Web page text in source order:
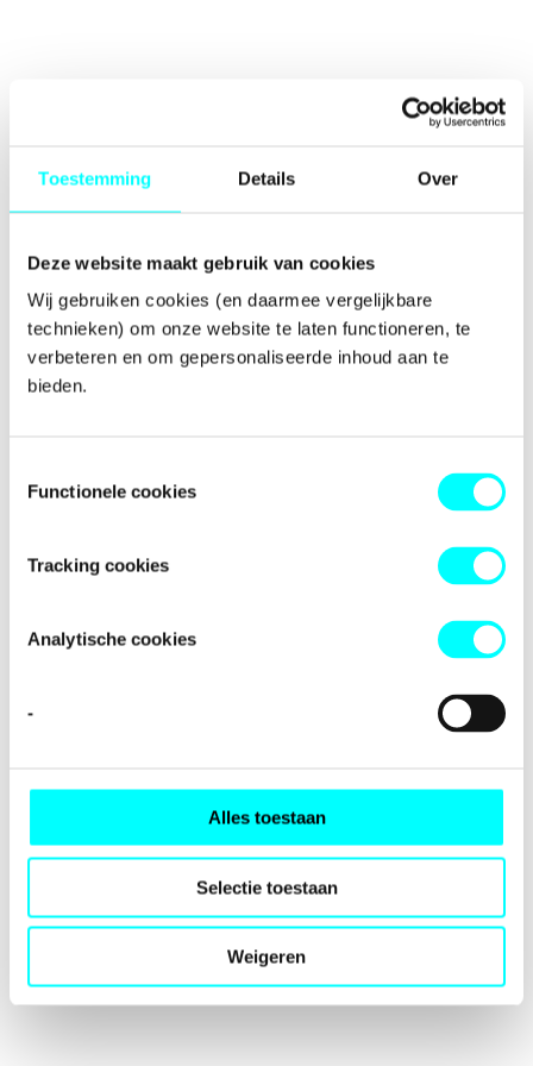
Toestemming Details Over
Deze website maakt gebruik van cookies
Wij gebruiken cookies (en daarmee vergelijkbare
technieken) om onze website te laten functioneren, te
verbeteren en om gepersonaliseerde inhoud aan te
bieden.
Functionele cookies
Tracking cookies
Analytische cookies
-
Alles toestaan
Selectie toestaan
Weigeren
-side exception has occurred while
browser consolefor